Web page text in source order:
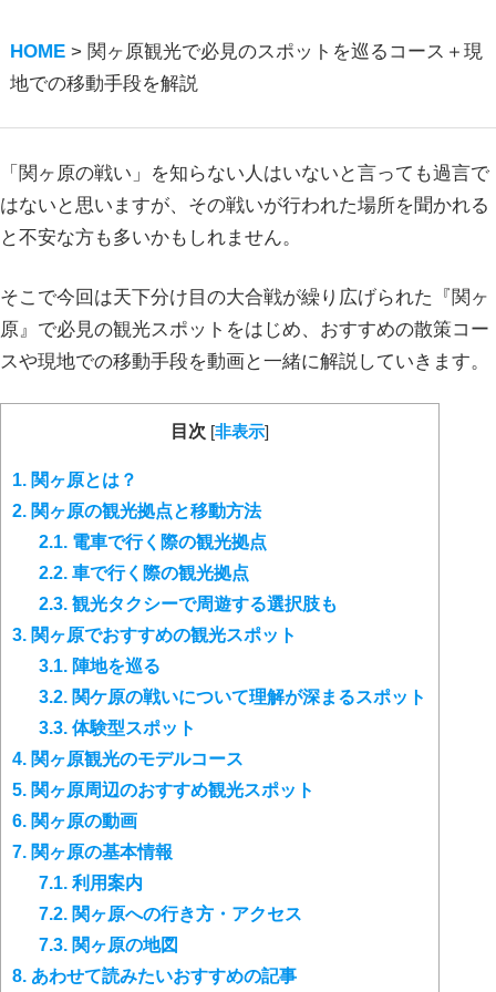
HOME> 関ヶ原観光で必見のスポットを巡るコース＋現
地での移動手段を解説
「関ヶ原の戦い」を知らない人はいないと言っても過言で
はないと思いますが、その戦いが行われた場所を聞かれる
と不安な方も多いかもしれません。
そこで今回は天下分け目の大合戦が繰り広げられた『関ヶ
原』で必見の観光スポットをはじめ、おすすめの散策コー
スや現地での移動手段を動画と一緒に解説していきます。
目次 [非表示]
1. 関ヶ原とは？
2. 関ヶ原の観光拠点と移動方法
2.1. 電車で行く際の観光拠点
2.2. 車で行く際の観光拠点
2.3. 観光タクシーで周遊する選択肢も
3. 関ヶ原でおすすめの観光スポット
3.1. 陣地を巡る
3.2. 関ケ原の戦いについて理解が深まるスポット
3.3. 体験型スポット
4. 関ヶ原観光のモデルコース
5. 関ヶ原周辺のおすすめ観光スポット
6. 関ヶ原の動画
7. 関ヶ原の基本情報
7.1. 利用案内
7.2. 関ヶ原への行き方・アクセス
7.3. 関ヶ原の地図
8. あわせて読みたいおすすめの記事